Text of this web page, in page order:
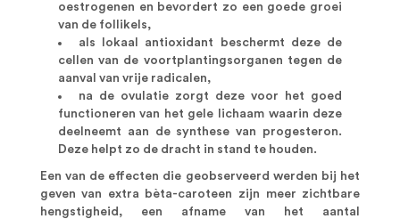
oestrogenen en bevordert zo een goede groei
van de follikels,
als lokaal antioxidant beschermt deze de
cellen van de voortplantingsorganen tegen de
aanval van vrije radicalen,
na de ovulatie zorgt deze voor het goed
functioneren van het gele lichaam waarin deze
deelneemt aan de synthese van progesteron.
Deze helpt zo de dracht in stand te houden.
Een van de effecten die geobserveerd werden bij het
geven van extra bèta-caroteen zijn meer zichtbare
hengstigheid, een afname van het aantal